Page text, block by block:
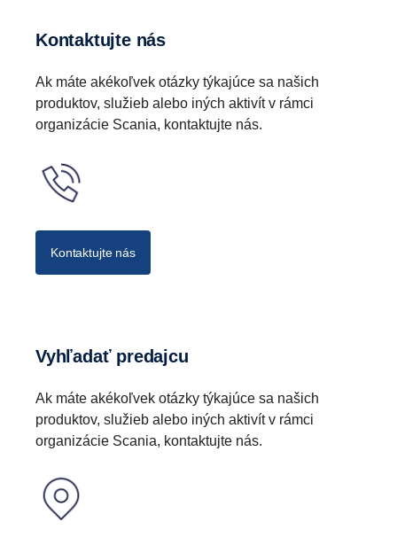
Kontaktujte nás
Ak máte akékoľvek otázky týkajúce sa našich
produktov, služieb alebo iných aktivít v rámci
organizácie Scania, kontaktujte nás.
Kontaktujte nás
Vyhľadať predajcu
Ak máte akékoľvek otázky týkajúce sa našich
produktov, služieb alebo iných aktivít v rámci
organizácie Scania, kontaktujte nás.